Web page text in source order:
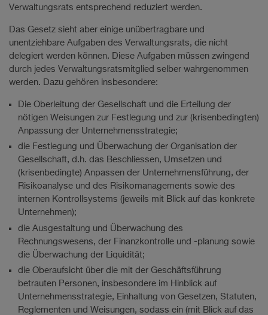
Verwaltungsrats entsprechend reduziert werden.
Das Gesetz sieht aber einige unübertragbare und
unentziehbare Aufgaben des Verwaltungsrats, die nicht
delegiert werden können. Diese Aufgaben müssen zwingend
durch jedes Verwaltungsratsmitglied selber wahrgenommen
werden. Dazu gehören insbesondere:
Die Oberleitung der Gesellschaft und die Erteilung der
nötigen Weisungen zur Festlegung und zur (krisenbedingten)
Anpassung der Unternehmensstrategie;
die Festlegung und Überwachung der Organisation der
Gesellschaft, d.h. das Beschliessen, Umsetzen und
(krisenbedingte) Anpassen der Unternehmensführung, der
Risikoanalyse und des Risikomanagements sowie des
internen Kontrollsystems (jeweils mit Blick auf das konkrete
Unternehmen);
die Ausgestaltung und Überwachung des
Rechnungswesens, der Finanzkontrolle und -planung sowie
die Überwachung der Liquidität;
die Oberaufsicht über die mit der Geschäftsführung
betrauten Personen, insbesondere im Hinblick auf
Unternehmensstrategie, Einhaltung von Gesetzen, Statuten,
Reglementen und Weisungen, sodass ein (mit Blick auf das